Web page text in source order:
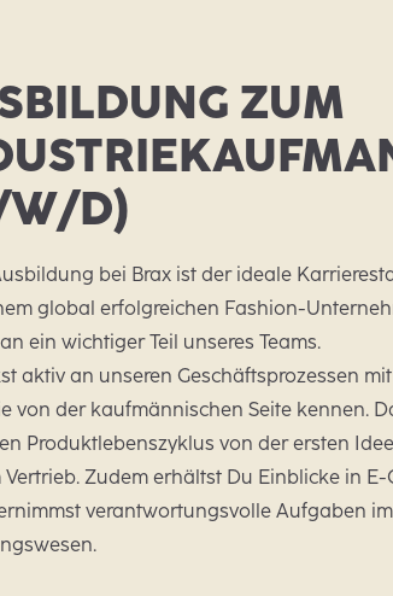
ZUM
D)
bei Brax ist der ideale
global erfolgreichen Fashion-
ein wichtiger Teil unseres Teams.
aktiv an unseren Geschäftsprozessen
von der kaufmännischen Seite kennen.
Produktlebenszyklus von der ersten
Vertrieb. Zudem erhältst Du Einblicke in
verantwortungsvolle Aufgaben